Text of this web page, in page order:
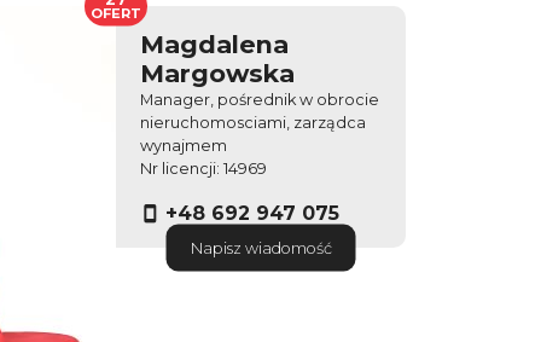
Magdalena
Margowska
Manager, pośrednik w obrocie
nieruchomosciami, zarządca
wynajmem
Nr licencji: 14969
+48 692 947 075
Napisz wiadomość
OFERT